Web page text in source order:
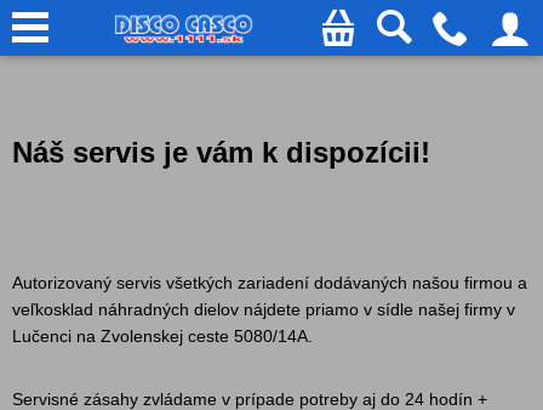
Náš servis je vám k dispozícii!
Autorizovaný servis všetkých zariadení dodávaných našou firmou a
veľkosklad náhradných dielov nájdete priamo v sídle našej firmy v
Lučenci na Zvolenskej ceste 5080/14A.
Servisné zásahy zvládame v prípade potreby aj do 24 hodín +